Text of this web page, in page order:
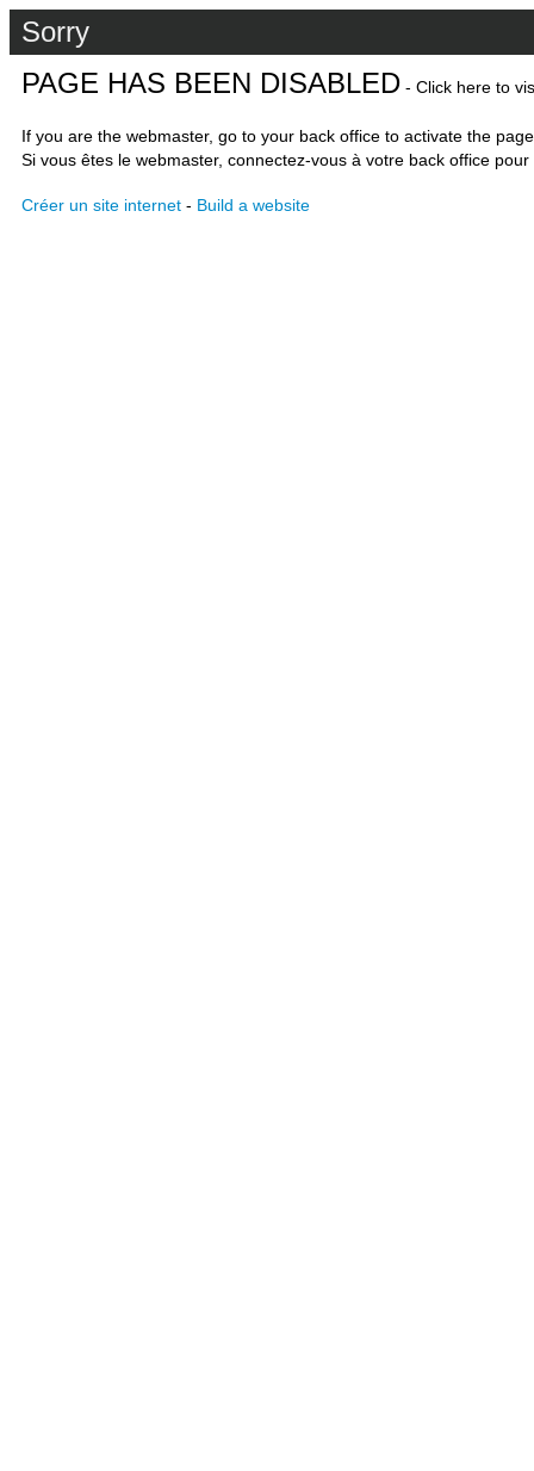
Sorry
PAGE HAS BEEN DISABLED - Click here to
If you are the webmaster, go to your back office to activate the
Si vous êtes le webmaster, connectez-vous à votre back office
Créer un site internet - Build a website